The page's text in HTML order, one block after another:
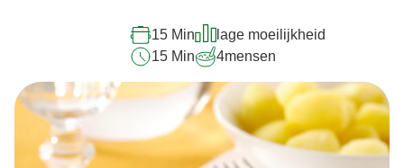
15 Min
lage moeilijkheid
15 Min
4mensen